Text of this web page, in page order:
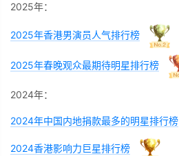
2025年：
2025年香港男演员人气排行榜
2025年春晚观众最期待明星排行榜
2024年：
2024年中国内地捐款最多的明星排行榜
2024香港影响力巨星排行榜